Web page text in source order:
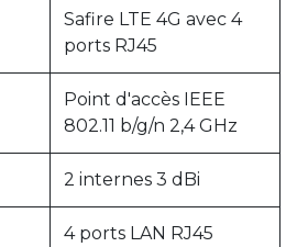
Safire LTE 4G avec 4
ports RJ45
Point d'accès IEEE
802.11 b/g/n 2,4 GHz
2 internes 3 dBi
4 ports LAN RJ45